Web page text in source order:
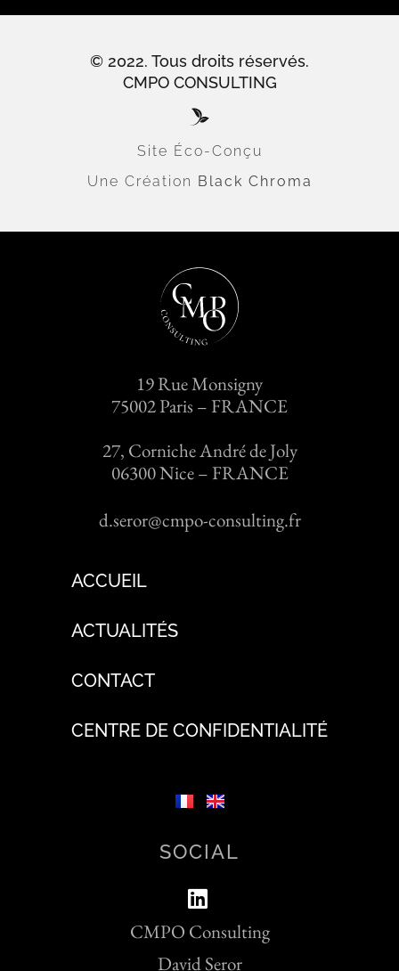
© 2022. Tous droits réservés.
CMPO CONSULTING
Site Éco-Conçu
Une Création Black Chroma
19 Rue Monsigny
75002 Paris – FRANCE
27, Corniche André de Joly
06300 Nice – FRANCE
d.seror@cmpo-consulting.fr
ACCUEIL
ACTUALITÉS
CONTACT
CENTRE DE CONFIDENTIALITÉ
SOCIAL
CMPO Consulting
David Seror